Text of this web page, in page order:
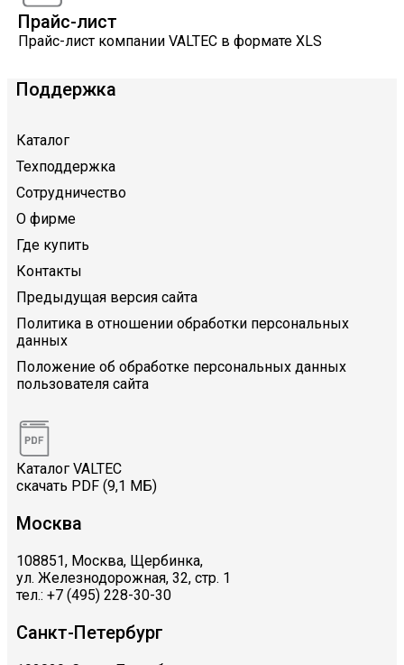
Прайс-лист
Прайс-лист компании VALTEC в формате XLS
Поддержка
Каталог
Техподдержка
Сотрудничество
О фирме
Где купить
Контакты
Предыдущая версия сайта
Политика в отношении обработки персональных
данных
Положение об обработке персональных данных
пользователя сайта
Каталог VALTEC
скачать PDF (9,1 МБ)
Москва
108851, Москва, Щербинка,
ул. Железнодорожная, 32, стр. 1
тел.: +7 (495) 228-30-30
Санкт-Петербург